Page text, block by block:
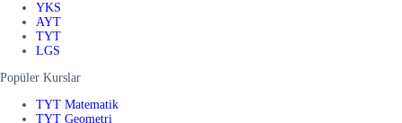
YKS
AYT
TYT
LGS
Popüler Kurslar
TYT Matematik
TYT Geometri